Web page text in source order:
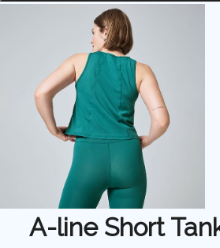
A-line Short